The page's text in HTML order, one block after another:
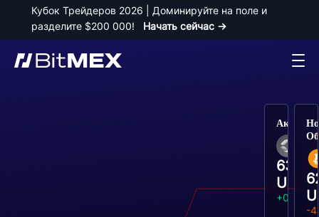
Кубок Трейдеров 2026 | Доминируйте на поле и
разделите $200 000!
Начать сейчас →
Акции
63.86
USDT
+0.08%
-